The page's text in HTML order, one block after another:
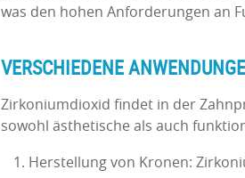
was den hohen Anforderungen an
VERSCHIEDENE
Zirkoniumdioxid findet in der
sowohl ästhetische als auch
Herstellung von Kronen: